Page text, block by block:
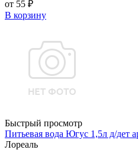
от 55 ₽
В корзину
Быстрый просмотр
Питьевая вода Югус 1,5л д/дет
Лореаль